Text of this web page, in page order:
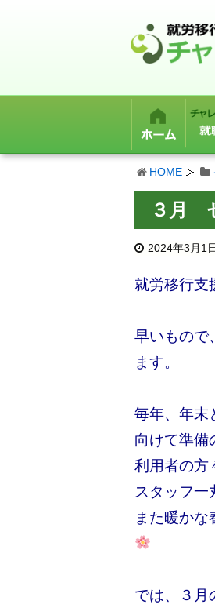
HOME
３月
2024年3月1
就労移行支
早いもので
ます。
毎年、年末
向けて準備
利用者の方
スタッフ一
また暖かな
では、３月